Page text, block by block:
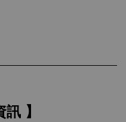
訊 】